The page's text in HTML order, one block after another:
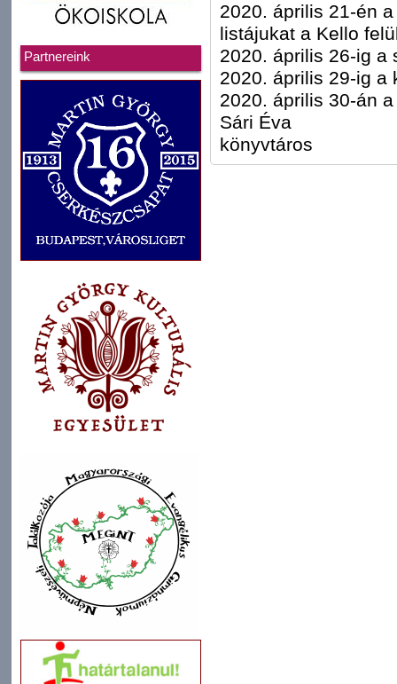
Partnereink
2020. április 21-én
listájukat a Kello
2020. április 26-ig a
2020. április 29-ig a
2020. április 30-án
Sári Éva
könyvtáros